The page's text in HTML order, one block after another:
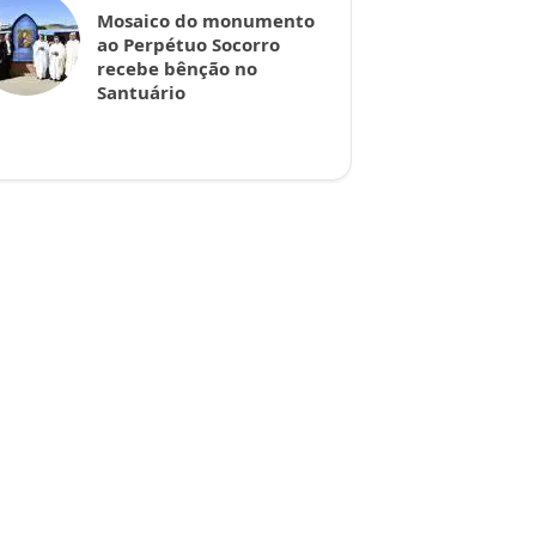
Mosaico do monumento
ao Perpétuo Socorro
recebe bênção no
Santuário